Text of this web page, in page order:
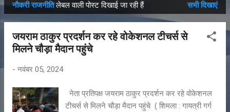
सं
दे
नौकरी राजनीतिलेबल वाली पोस्ट दिखाई जा रही हैं सभी दिखाएं
जयराम ठाकुर प्रदर्शन कर रहे वोकेशनल टीचर्स से
मिलने चौड़ा मैदान पहुंचे
- नवंबर 05, 2024
नेता प्रतिपक्ष जयराम ठाकुर प्रदर्शन कर रहे वोकेशनल
टीचर्स से मिलने चौड़ा मैदान पहुंचे ( शिमला : गायत्री गर्ग